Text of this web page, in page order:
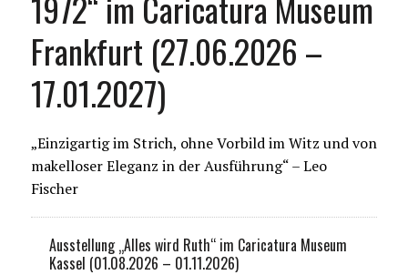
Frankfurt (27.06.2026 –
17.01.2027)
„Einzigartig im Strich, ohne Vorbild im Witz und von
makelloser Eleganz in der Ausführung“ – Leo
Fischer
Ausstellung „Alles wird Ruth“ im Caricatura Museum
Kassel (01.08.2026 – 01.11.2026)